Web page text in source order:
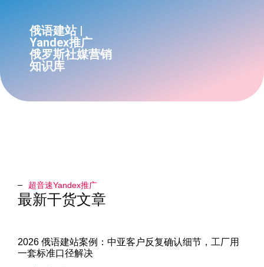
俄语建站 |
Yandex推广
俄罗斯社媒营销
知识库
超音速Yandex推广​
最新干货文章
2026 俄语建站案例：中亚客户反复确认细节，工厂用
一套标准口径解决